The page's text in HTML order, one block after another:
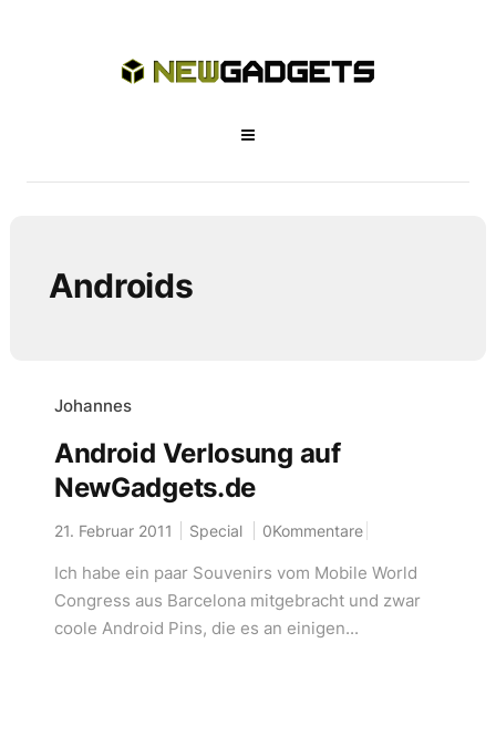
Androids
Johannes
Android Verlosung auf
NewGadgets.de
21. Februar 2011 Special 0Kommentare
Ich habe ein paar Souvenirs vom Mobile World
Congress aus Barcelona mitgebracht und zwar
coole Android Pins, die es an einigen...